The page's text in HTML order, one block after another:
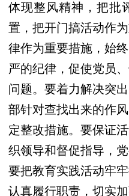
体现整风精神，把批
置，把开门搞活动作
律作为重要措施，始
严的纪律，促使党员
问题。要着力解决突
部针对查找出来的作
定整改措施。要保证
织领导和督促指导，
要把教育实践活动牢
认真履行职责，切实